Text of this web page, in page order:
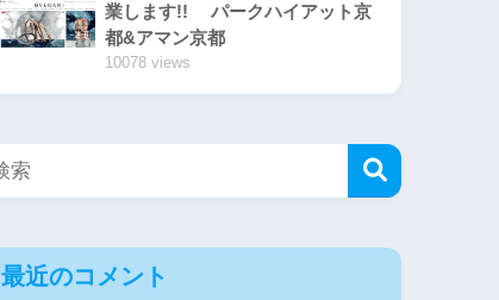
業します!! パークハイアット京
都&アマン京都
10078 views
最近のコメント